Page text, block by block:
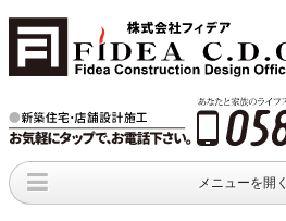
メニューを開く